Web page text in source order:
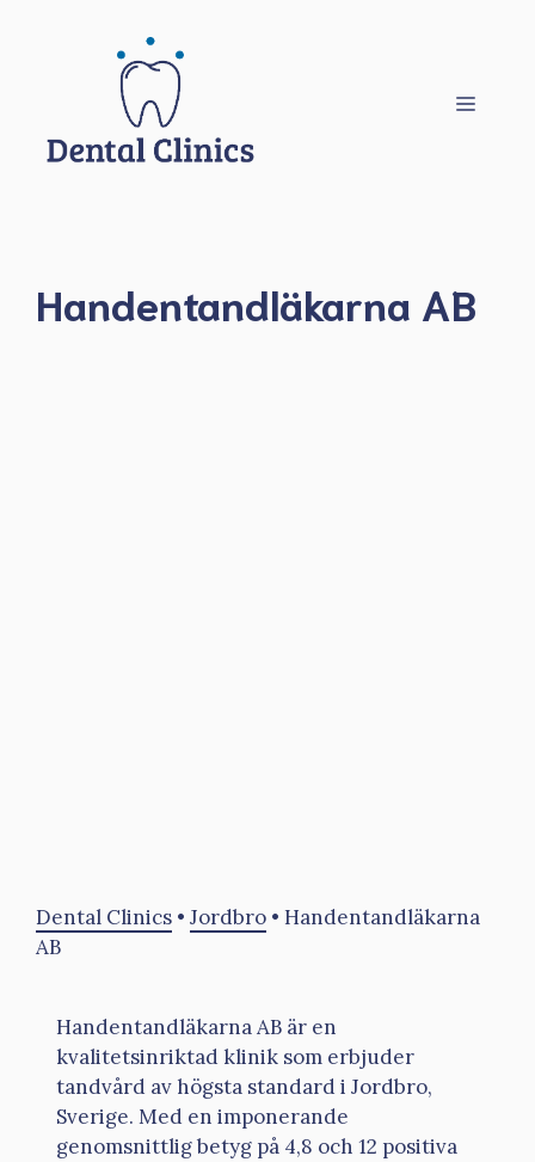
Meny
Handentandläkarna AB
Dental Clinics • Jordbro • Handentandläkarna
AB
Handentandläkarna AB är en
kvalitetsinriktad klinik som erbjuder
tandvård av högsta standard i Jordbro,
Sverige. Med en imponerande
genomsnittlig betyg på 4,8 och 12 positiva